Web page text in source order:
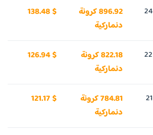
سعر الذهب عيار 24
896.92 كرونة
دنماركية
138.48 $
سعر الذهب عيار 22
822.18 كرونة
دنماركية
126.94 $
سعر الذهب عيار 21
784.81 كرونة
دنماركية
121.17 $